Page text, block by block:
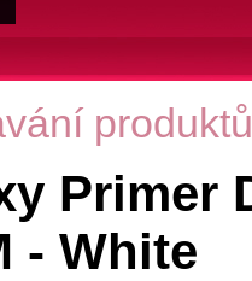
produktů
Primer
- White